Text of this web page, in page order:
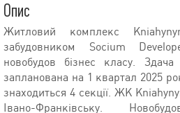
Опис
Житловий комплекс
забудовником Socium
новобудов бізнес класу.
запланована на 1 квартал 2025
знаходиться 4 секції. ЖК
Івано-Франківську.